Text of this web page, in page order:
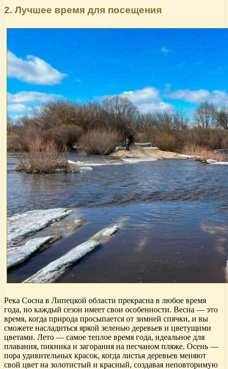
2. Лучшее время для посещения
Река Сосна в Липецкой области прекрасна в любое время
года, но каждый сезон имеет свои особенности. Весна — это
время, когда природа просыпается от зимней спячки, и вы
сможете насладиться яркой зеленью деревьев и цветущими
цветами. Лето — самое теплое время года, идеальное для
плавания, пикника и загорания на песчаном пляже. Осень —
пора удивительных красок, когда листья деревьев меняют
свой цвет на золотистый и красный, создавая неповторимую